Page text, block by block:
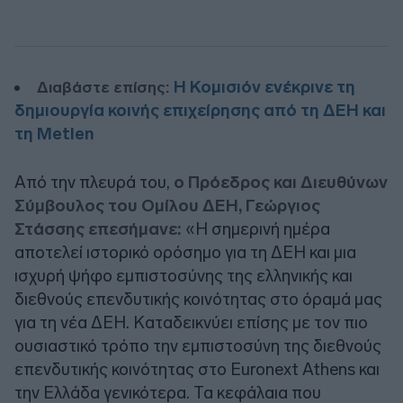
Διαβάστε επίσης: Η Κομισιόν ενέκρινε τη
δημιουργία κοινής επιχείρησης από τη ΔΕΗ και
τη Metlen
Από την πλευρά του, ο Πρόεδρος και Διευθύνων
Σύμβουλος του Ομίλου ΔΕΗ, Γεώργιος
Στάσσης επεσήμανε: «Η σημερινή ημέρα
αποτελεί ιστορικό ορόσημο για τη ΔΕΗ και μια
ισχυρή ψήφο εμπιστοσύνης της ελληνικής και
διεθνούς επενδυτικής κοινότητας στο όραμά μας
για τη νέα ΔΕΗ. Καταδεικνύει επίσης με τον πιο
ουσιαστικό τρόπο την εμπιστοσύνη της διεθνούς
επενδυτικής κοινότητας στο Euronext Athens και
την Ελλάδα γενικότερα. Τα κεφάλαια που